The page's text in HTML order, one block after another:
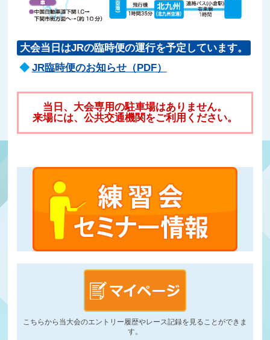
大会当日はJRの臨時便の運行を予定しています。
JR臨時便のお知らせ（PDF）
当日、大会専用の駐車場はありません。
来場には、公共交通機関をご利用ください。
こちらから当大会のエントリー履歴やレース記録を見ることができま
す。